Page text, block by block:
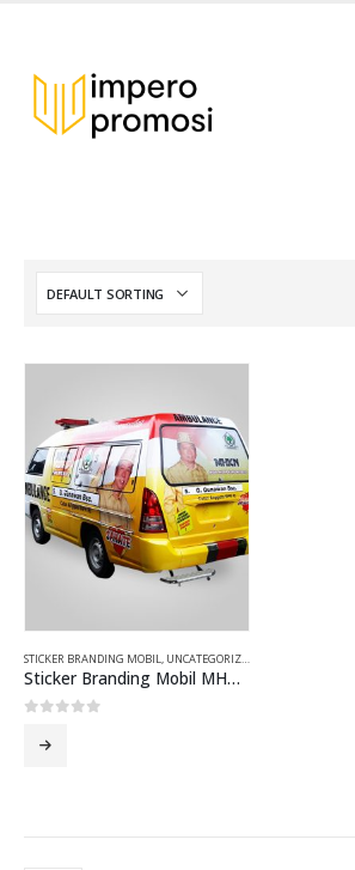
STICKER BRANDING MOBIL, UNCATEGORIZED
Sticker Branding Mobil MHKN